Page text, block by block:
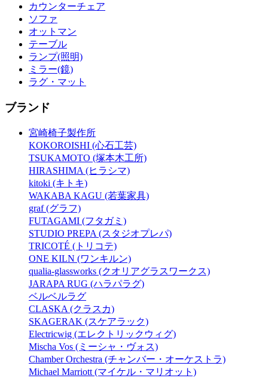
カウンターチェア
ソファ
オットマン
テーブル
ランプ(照明)
ミラー(鏡)
ラグ・マット
ブランド
宮崎椅子製作所
KOKOROISHI (心石工芸)
TSUKAMOTO (塚本木工所)
HIRASHIMA (ヒラシマ)
kitoki (キトキ)
WAKABA KAGU (若葉家具)
graf (グラフ)
FUTAGAMI (フタガミ)
STUDIO PREPA (スタジオプレパ)
TRICOTÉ (トリコテ)
ONE KILN (ワンキルン)
qualia-glassworks (クオリアグラスワークス)
JARAPA RUG (ハラパラグ)
ベルベルラグ
CLASKA (クラスカ)
SKAGERAK (スケアラック)
Electricwig (エレクトリックウィグ)
Mischa Vos (ミーシャ・ヴォス)
Chamber Orchestra (チャンバー・オーケストラ)
Michael Marriott (マイケル・マリオット)